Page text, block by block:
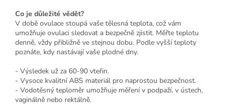
Co je důležité vědět?
V době ovulace stoupá vaše tělesná teplota, což vám
umožňuje ovulaci sledovat a bezpečně zjistit. Měřte teplotu
denně, vždy přibližně ve stejnou dobu. Podle vyšší teploty
poznáte, kdy nastávají vaše plodné dny.
- Výsledek už za 60-90 vteřin.
- Vysoce kvalitní ABS materiál pro naprostou bezpečnost.
- Vodotěsný teploměr umožňuje měření v podpaží, v ústech,
vaginálně nebo rektálně.